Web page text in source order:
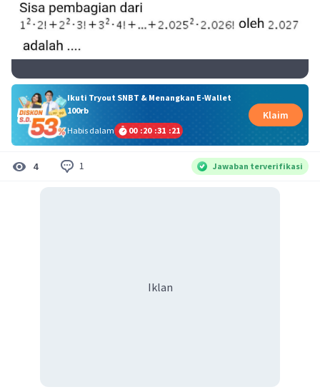
Ikuti Tryout SNBT & Menangkan E-Wallet
100rb
Habis dalam
00 :20 :31 :21
Klaim
4 1 Jawaban terverifikasi
Iklan